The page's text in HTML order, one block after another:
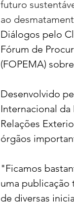
futuro
ao
Diálogos pelo
Fórum de
(FOPEMA)
Desenvolvido
Internacional
Relações
órgãos
"Ficamos
uma
de diversas